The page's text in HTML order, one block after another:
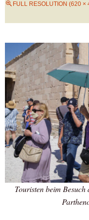
FULL RESOLUTION (620 ×
Touristen beim